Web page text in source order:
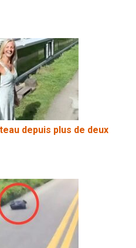
depuis plus de deux